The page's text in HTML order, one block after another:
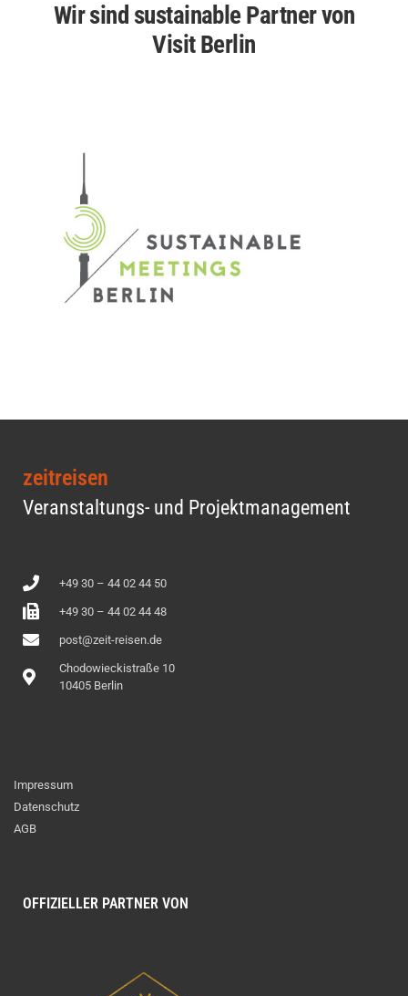
Wir sind sustainable Partner von
Visit Berlin
zeitreisen
Veranstaltungs- und Projektmanagement
+49 30 – 44 02 44 50
+49 30 – 44 02 44 48
post@zeit-reisen.de
Chodowieckistraße 10
10405 Berlin
Impressum
Datenschutz
AGB
OFFIZIELLER PARTNER VON